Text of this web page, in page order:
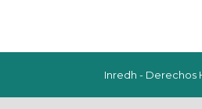
Inredh - Derechos